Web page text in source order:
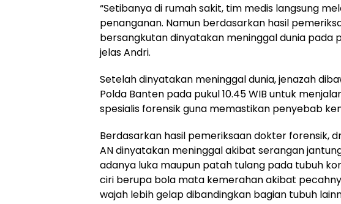
“Setibanya di rumah sakit, tim medis langsung
penanganan. Namun berdasarkan hasil
bersangkutan dinyatakan meninggal dunia pada
jelas Andri.
Setelah dinyatakan meninggal dunia, jenazah
Polda Banten pada pukul 10.45 WIB untuk
spesialis forensik guna memastikan penyebab
Berdasarkan hasil pemeriksaan dokter forensik, dr.
AN dinyatakan meninggal akibat serangan
adanya luka maupun patah tulang pada tubuh
ciri berupa bola mata kemerahan akibat
wajah lebih gelap dibandingkan bagian tubuh